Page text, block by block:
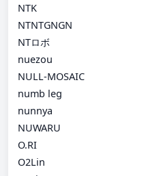
NTK
NTNTGNGN
NTロボ
nuezou
NULL-MOSAIC
numb leg
nunnya
NUWARU
O.RI
O2Lin